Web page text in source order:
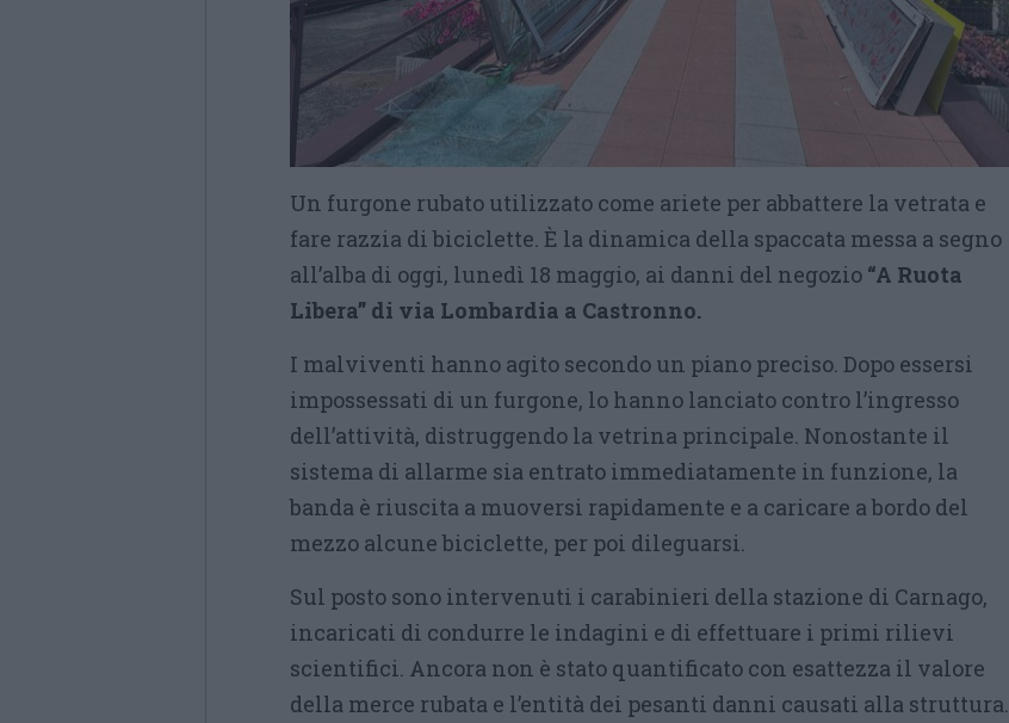
Un furgone rubato utilizzato come ariete per abbattere la vetrata e
fare razzia di biciclette. È la dinamica della spaccata messa a segno
all’alba di oggi, lunedì 18 maggio, ai danni del negozio “A Ruota
Libera” di via Lombardia a Castronno.
I malviventi hanno agito secondo un piano preciso. Dopo essersi
impossessati di un furgone, lo hanno lanciato contro l’ingresso
dell’attività, distruggendo la vetrina principale. Nonostante il
sistema di allarme sia entrato immediatamente in funzione, la
banda è riuscita a muoversi rapidamente e a caricare a bordo del
mezzo alcune biciclette, per poi dileguarsi.
Sul posto sono intervenuti i carabinieri della stazione di Carnago,
incaricati di condurre le indagini e di effettuare i primi rilievi
scientifici. Ancora non è stato quantificato con esattezza il valore
della merce rubata e l’entità dei pesanti danni causati alla struttura.